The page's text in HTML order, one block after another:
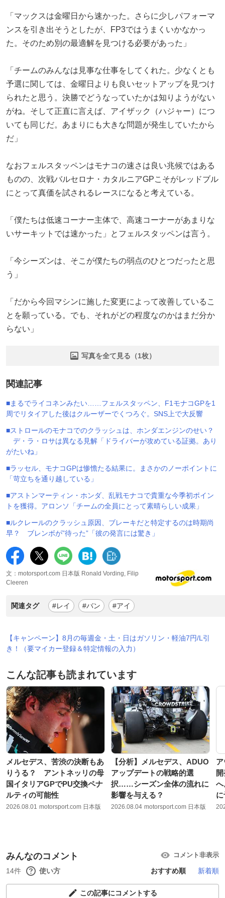
「マックスは金曜日から速かった。さらに少しパフォーマ
ンスを引き出そうとしたが、FP3ではうまくいかなかっ
た。そのため別の最適解を見つける必要があった」
「チームのみんなは見事な仕事をしてくれた。少なくとも
予選に関しては、金曜日よりも良いセットアップを見つけ
られたと思う。決勝でどうなっていたかは知りようがない
がね。そして正直に言えば、アイザック（ハジャー）につ
いても同じだ。あまりにも大きな問題が発生していたから
だ」
なおフェルスタッペンはモナコの速さは良い兆候ではある
ものの、次戦バルセロナ・カタルニアGPこそがレッドブル
にとって真価を試されるレースになると考えている。
「僕たちは低速コーナー主体で、高速コーナーがあまりな
いサーキットでは速かった」とフェルスタッペンは言う。
「今シーズンは、そこが僕たちの弱点のひとつだったと思
う」
「だから今回マシンに施した変更によって改善しているこ
とを願っている。でも、それがどの程度なのかはまだ分か
らない」
写真を全て見る（1枚）
関連記事
■まるでライコネンみたい……フェルスタッペン、F1モナコGPを1
周でリタイアした後はクルーザーでくつろぐ。SNS上で大反響
■ストロールのモナコでのクラッシュは、ホンダエンジンのせい？
デ・ラ・ロサは異なる見解「ドライバーが攻めている証拠。あり
がたいね」
■ラッセル、モナコGPは惨憺たる結果に。まさかのノーポイントに
「苛立ちを通り越している」
■アストンマーティン・ホンダ、乱戦モナコで貴重な今季初ポイン
トを獲得。アロンソ「チームの全員にとって素晴らしい成果」
■ルクレールのクラッシュ原因、ブレーキだと特定するのは時期尚
早？ ブレンボが”待った”「彼の発言には驚き」
文：motorsport.com 日本版 Ronald Vording, Filip
Cleeren
関連タグ #レイ #バン #アイ
【キャンペーン】8月の毎週金・土・日はガソリン・軽油7円/L引
き！（要マイカー登録＆特定情報の入力）
こんな記事も読まれています
メルセデス、苦渋の決断もあ
りうる？ アントネッリの母
国イタリアGPでPU交換ペナ
ルティの可能性
2026.08.01 motorsport.com 日本版
【分析】メルセデス、ADUO
アップデートの戦略的選
択……シーズン全体の流れに
影響を与える？
2026.08.04 motorsport.com 日本版
へ
みんなのコメント コメント非表示
14件 使い方 おすすめ順 新着順
この記事にコメントする